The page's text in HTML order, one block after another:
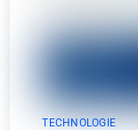
TECHNOLOGIE